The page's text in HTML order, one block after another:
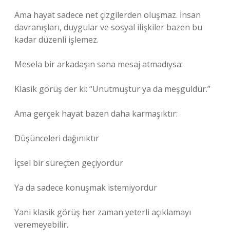
Ama hayat sadece net çizgilerden oluşmaz. İnsan
davranışları, duygular ve sosyal ilişkiler bazen bu
kadar düzenli işlemez.
Mesela bir arkadaşın sana mesaj atmadıysa:
Klasik görüş der ki: “Unutmuştur ya da meşguldür.”
Ama gerçek hayat bazen daha karmaşıktır:
Düşünceleri dağınıktır
İçsel bir süreçten geçiyordur
Ya da sadece konuşmak istemiyordur
Yani klasik görüş her zaman yeterli açıklamayı
veremeyebilir.